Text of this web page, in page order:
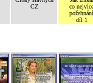
CZ
co nejvíce
požehnání
díl 1